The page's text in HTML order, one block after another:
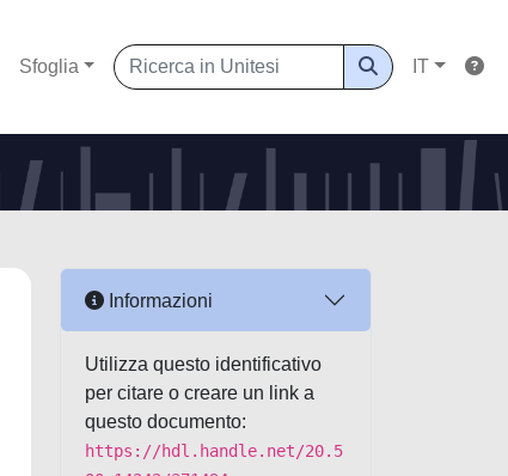
Sfoglia IT
Informazioni
Utilizza questo identificativo
per citare o creare un link a
questo documento:
https://hdl.handle.net/20.5